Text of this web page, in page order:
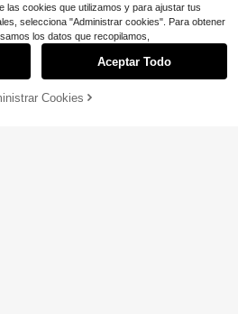
COMPRA AHORA
las cookies que utilizamos y para ajustar tus
selecciona "Administrar cookies". Para obtener
los datos que recopilamos,
Aceptar Todo
Cookies